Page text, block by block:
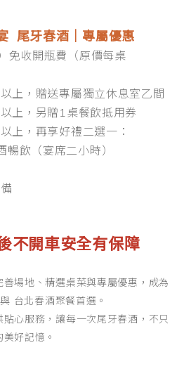
尾牙春酒｜ 專屬優惠
免收開瓶費（原價每桌
上，贈送專屬獨立休息室乙間
上，另贈1桌餐飲抵用券
上，再享好禮二選一：
暢飲（宴席二小時）
不開車安全有保障
場地、精選桌菜與專屬優惠，成為
台北春酒聚餐首選。
心服務，讓每一次尾牙春酒，不只
好記憶。